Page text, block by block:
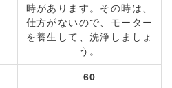
時があります。その時は、
仕方がないので、モーター
を養生して、洗浄しましょ
う。
60